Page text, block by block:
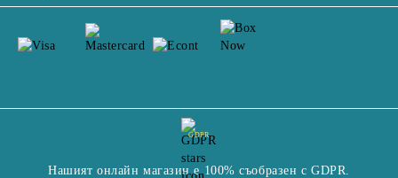
GDPR
Нашият онлайн магазин е 100% съобразен с GDPR.